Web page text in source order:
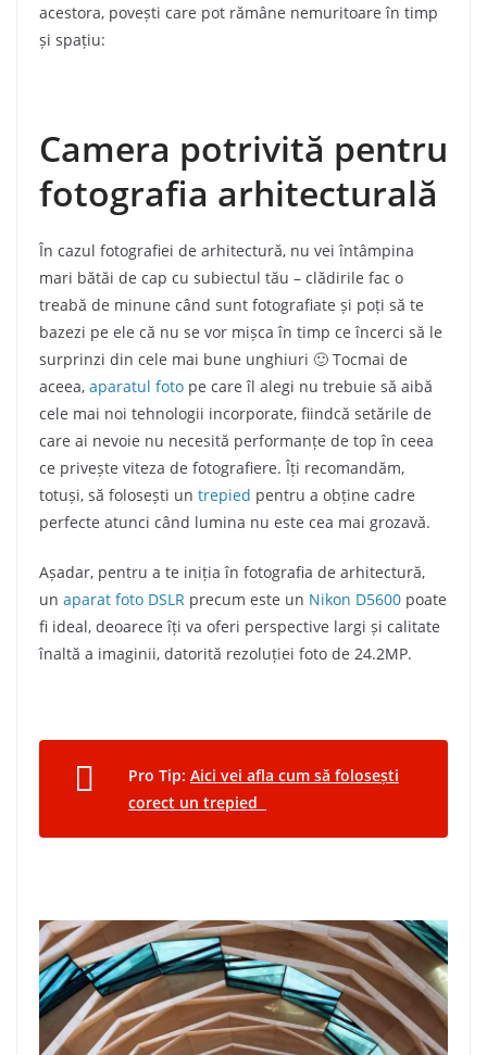
acestora, povești care pot rămâne nemuritoare în timp
și spațiu:
Camera potrivită pentru
fotografia arhitecturală
În cazul fotografiei de arhitectură, nu vei întâmpina
mari bătăi de cap cu subiectul tău – clădirile fac o
treabă de minune când sunt fotografiate și poți să te
bazezi pe ele că nu se vor mișca în timp ce încerci să le
surprinzi din cele mai bune unghiuri 🙂 Tocmai de
aceea, aparatul foto pe care îl alegi nu trebuie să aibă
cele mai noi tehnologii incorporate, fiindcă setările de
care ai nevoie nu necesită performanțe de top în ceea
ce privește viteza de fotografiere. Îți recomandăm,
totuși, să folosești un trepied pentru a obține cadre
perfecte atunci când lumina nu este cea mai grozavă.
Așadar, pentru a te iniția în fotografia de arhitectură,
un aparat foto DSLR precum este un Nikon D5600 poate
fi ideal, deoarece îți va oferi perspective largi și calitate
înaltă a imaginii, datorită rezoluției foto de 24.2MP.
Pro Tip: Aici vei afla cum să folosești
corect un trepied